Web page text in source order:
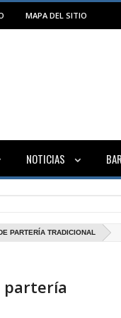
MAPA DEL SITIO
NOTICIAS
PARTERÍA TRADICIONAL
partería